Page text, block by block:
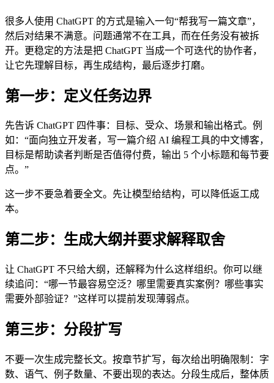
很多人使用 ChatGPT 的方式是输入一句“帮我写一篇文章”，
然后对结果不满意。问题通常不在工具，而在任务没有被拆
开。更稳定的方法是把 ChatGPT 当成一个可迭代的协作者，
让它先理解目标，再生成结构，最后逐步打磨。
第一步：定义任务边界
先告诉 ChatGPT 四件事：目标、受众、场景和输出格式。例
如：“面向独立开发者，写一篇介绍 AI 编程工具的中文博客，
目标是帮助读者判断是否值得付费，输出 5 个小标题和每节要
点。”
这一步不要急着要全文。先让模型给结构，可以降低返工成
本。
第二步：生成大纲并要求解释取舍
让 ChatGPT 不只给大纲，还解释为什么这样组织。你可以继
续追问：“哪一节最容易空泛？哪里需要真实案例？哪些事实
需要外部验证？”这样可以提前发现薄弱点。
第三步：分段扩写
不要一次生成完整长文。按章节扩写，每次给出明确限制：字
数、语气、例子数量、不要出现的表达。分段生成后，整体质